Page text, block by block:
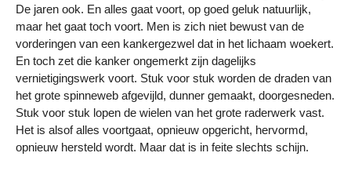
De jaren ook. En alles gaat voort, op goed geluk natuurlijk,
maar het gaat toch voort. Men is zich niet bewust van de
vorderingen van een kankergezwel dat in het lichaam woekert.
En toch zet die kanker ongemerkt zijn dagelijks
vernietigingswerk voort. Stuk voor stuk worden de draden van
het grote spinneweb afgevijld, dunner gemaakt, doorgesneden.
Stuk voor stuk lopen de wielen van het grote raderwerk vast.
Het is alsof alles voortgaat, opnieuw opgericht, hervormd,
opnieuw hersteld wordt. Maar dat is in feite slechts schijn.